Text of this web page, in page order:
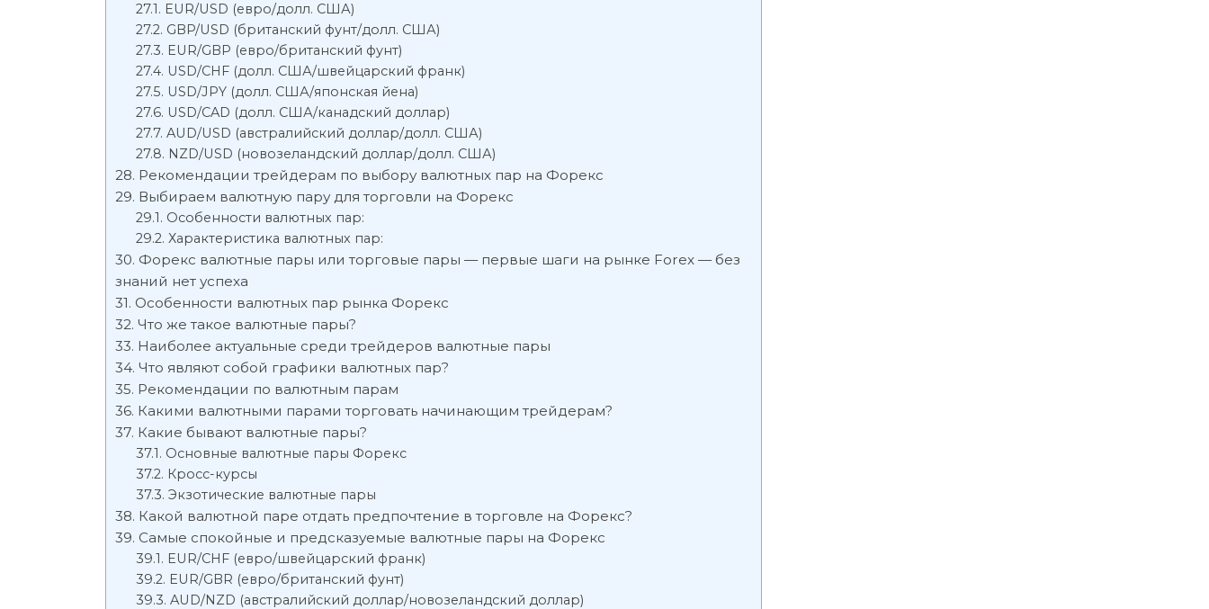
EUR/USD (евро/долл. США)
GBP/USD (британский фунт/долл. США)
EUR/GBP (евро/британский фунт)
USD/CHF (долл. США/швейцарский франк)
USD/JPY (долл. США/японская йена)
USD/CAD (долл. США/канадский доллар)
AUD/USD (австралийский доллар/долл. США)
NZD/USD (новозеландский доллар/долл. США)
Рекомендации трейдерам по выбору валютных пар на Форекс
Выбираем валютную пару для торговли на Форекс
Особенности валютных пар:
Характеристика валютных пар:
Форекс валютные пары или торговые пары — первые шаги на рынке Forex — без
знаний нет успеха
Особенности валютных пар рынка Форекс
Что же такое валютные пары?
Наиболее актуальные среди трейдеров валютные пары
Что являют собой графики валютных пар?
Рекомендации по валютным парам
Какими валютными парами торговать начинающим трейдерам?
Какие бывают валютные пары?
Основные валютные пары Форекс
Кросс-курсы
Экзотические валютные пары
Какой валютной паре отдать предпочтение в торговле на Форекс?
Самые спокойные и предсказуемые валютные пары на Форекс
EUR/CHF (евро/швейцарский франк)
EUR/GBR (евро/британский фунт)
AUD/NZD (австралийский доллар/новозеландский доллар)